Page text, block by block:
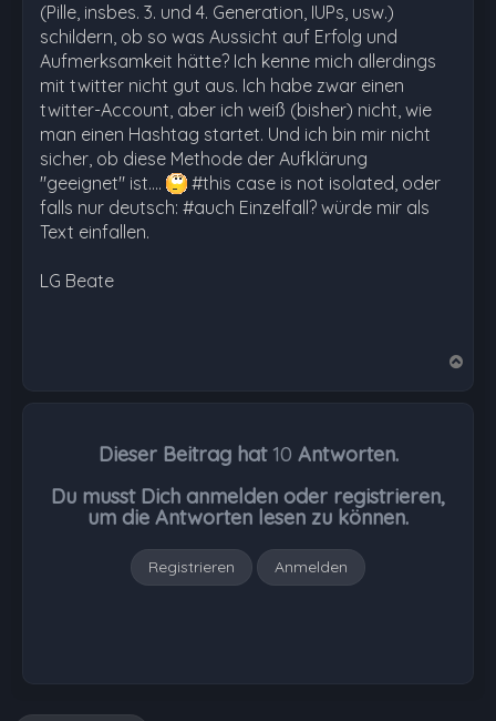
(Pille, insbes. 3. und 4. Generation, IUPs, usw.)
schildern, ob so was Aussicht auf Erfolg und
Aufmerksamkeit hätte? Ich kenne mich allerdings
mit twitter nicht gut aus. Ich habe zwar einen
twitter-Account, aber ich weiß (bisher) nicht, wie
man einen Hashtag startet. Und ich bin mir nicht
sicher, ob diese Methode der Aufklärung
"geeignet" ist....
#this case is not isolated, oder
falls nur deutsch: #auch Einzelfall? würde mir als
Text einfallen.
LG Beate
Dieser Beitrag hat 10 Antworten.
Du musst Dich anmelden oder registrieren,
um die Antworten lesen zu können.
Registrieren Anmelden